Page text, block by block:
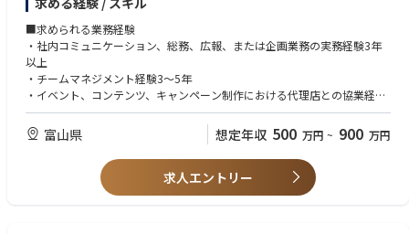
・ 社内コミュニケーション活動の企画・運営
・ 社内向けコンテンツの作成および情報発信
・ 本社マーケティング・コミュニケーション部門との連携
・ カタログ・各種販促物制作のサポート
・ 工場見学・社内イベント等のコミュニケーション活動のサポート
・ マーケティング・コミュニケーション部門の予算管理・事務業務
--------------------------------------------------------------------------
■部署の紹介■
マーケティング・コミュニケーション部門は、MFBMおよびそのブランド
■求められる業務経験
・社内コミュニケーション、総務、広報、または企画業務の実務経験3年
以上
・チームマネジメント経験3〜5年
・イベント、コンテンツ、キャンペーン制作における代理店との協業経験
3〜5年
・プロモーション活動に関する予算管理経験3〜5年
・マーケティング／メディアイベントの運営経験3〜5年
■求められるスキル
富山県 想定年収 500 万円 ~ 900 万円
求人エントリー